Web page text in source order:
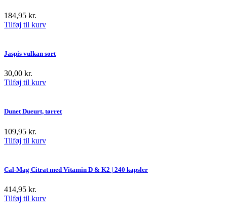
184,95 kr.
Tilføj til kurv
Jaspis vulkan sort
30,00 kr.
Tilføj til kurv
Dunet Dueurt, tørret
109,95 kr.
Tilføj til kurv
Cal-Mag Citrat med Vitamin D & K2 | 240 kapsler
414,95 kr.
Tilføj til kurv